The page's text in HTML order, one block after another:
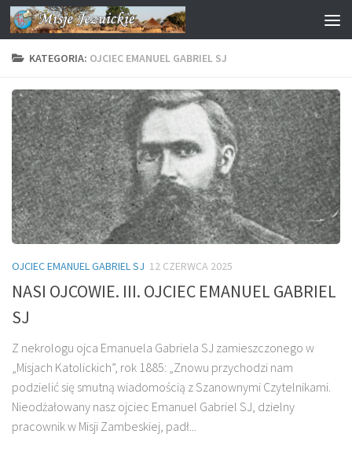
Przejdź do treści
KATEGORIA: OJCIEC EMANUEL GABRIEL SJ
OJCIEC EMANUEL GABRIEL SJ 12 CZERWCA 2025
NASI OJCOWIE. III. OJCIEC EMANUEL GABRIEL
SJ
Z nekrologu ojca Emanuela Gabriela SJ zamieszczonego w
„Misjach Katolickich”, rok 1885: „Znowu przychodzi nam
podzielić się smutną wiadomością z Szanownymi Czytelnikami.
Nieodżałowany nasz ojciec Emanuel Gabriel SJ, dzielny
pracownik w Misji Zambeskiej, padł...